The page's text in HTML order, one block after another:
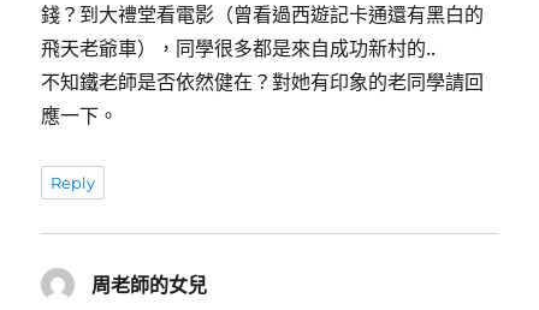
錢？到大禮堂看電影（曾看過西遊記卡通還有黑白的
飛天老爺車），同學很多都是來自成功新村的..
不知鐵老師是否依然健在？對她有印象的老同學請回
應一下。
Reply
周老師的女兒